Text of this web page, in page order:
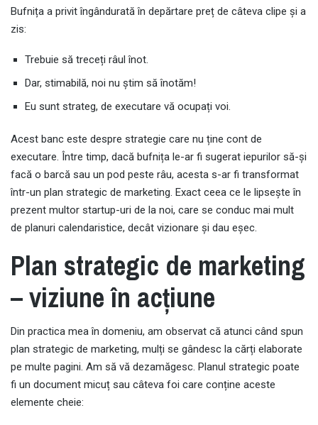
Bufnița a privit îngândurată în depărtare preț de câteva clipe și a
zis:
Trebuie să treceți râul înot.
Dar, stimabilă, noi nu știm să înotăm!
Eu sunt strateg, de executare vă ocupați voi.
Acest banc este despre strategie care nu ține cont de
executare. Între timp, dacă bufnița le-ar fi sugerat iepurilor să-și
facă o barcă sau un pod peste râu, acesta s-ar fi transformat
într-un plan strategic de marketing. Exact ceea ce le lipsește în
prezent multor startup-uri de la noi, care se conduc mai mult
de planuri calendaristice, decât vizionare și dau eșec.
Plan strategic de marketing
– viziune în acțiune
Din practica mea în domeniu, am observat că atunci când spun
plan strategic de marketing, mulți se gândesc la cărți elaborate
pe multe pagini. Am să vă dezamăgesc. Planul strategic poate
fi un document micuț sau câteva foi care conține aceste
elemente cheie: